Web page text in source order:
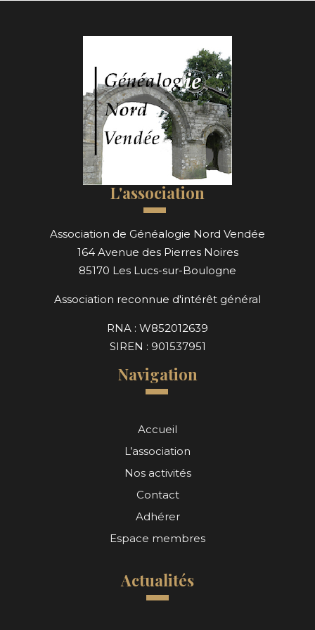
L'association
Association de Généalogie Nord Vendée
164 Avenue des Pierres Noires
85170 Les Lucs-sur-Boulogne
Association reconnue d'intérêt général
RNA : W852012639
SIREN : 901537951
Navigation
Accueil
L’association
Nos activités
Contact
Adhérer
Espace membres
Actualités